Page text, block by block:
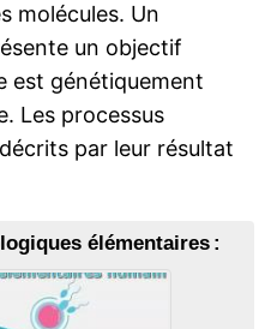
molécules. Un
un objectif
est génétiquement
Les processus
par leur résultat
élémentaires :